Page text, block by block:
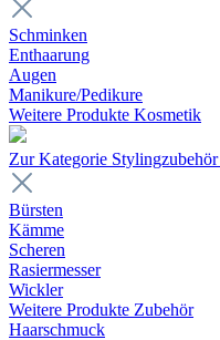
Schminken
Enthaarung
Augen
Manikure/Pedikure
Weitere Produkte Kosmetik
Zur Kategorie Stylingzubehör
Bürsten
Kämme
Scheren
Rasiermesser
Wickler
Weitere Produkte Zubehör
Haarschmuck